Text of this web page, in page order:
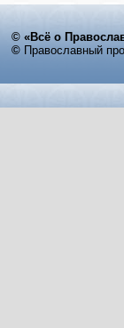
© «Всё о
© Православный